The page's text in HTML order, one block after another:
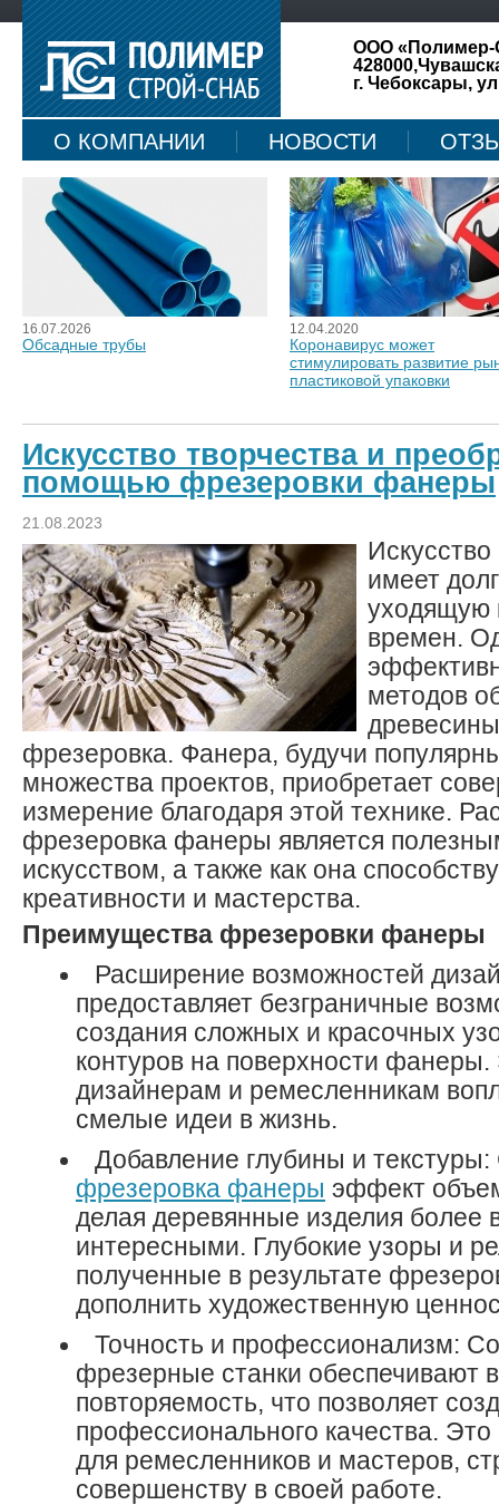
ООО «Полимер-
г. Чебоксары,
О КОМПАНИИ НОВОСТИ
КАРТА САЙТА
16.07.2026
Обсадные трубы
12.04.2020
Коронавирус может
стимулировать развитие
пластиковой упаковки
Искусство творчества и
помощью фрезеровки фанеры
21.08.2023
имеет
уходящую
времен.
методов
фрезеровка. Фанера, будучи
множества проектов, приобретает
измерение благодаря этой технике.
фрезеровка фанеры является
искусством, а также как она
креативности и мастерства.
Преимущества фрезеровки фанеры
Расширение возможностей
предоставляет безграничные
создания сложных и красочных
контуров на поверхности фанеры.
дизайнерам и ремесленникам
смелые идеи в жизнь.
Добавление глубины и текстуры:
фрезеровка фанеры эффект
делая деревянные изделия более
интересными. Глубокие узоры и
полученные в результате
дополнить художественную
Точность и профессионализм:
фрезерные станки обеспечивают
повторяемость, что позволяет
профессионального качества.
для ремесленников и мастеров,
совершенству в своей работе.